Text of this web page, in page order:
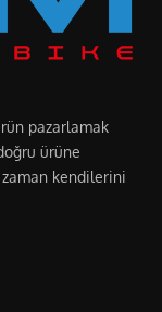
pazarlamak
ürüne
kendilerini